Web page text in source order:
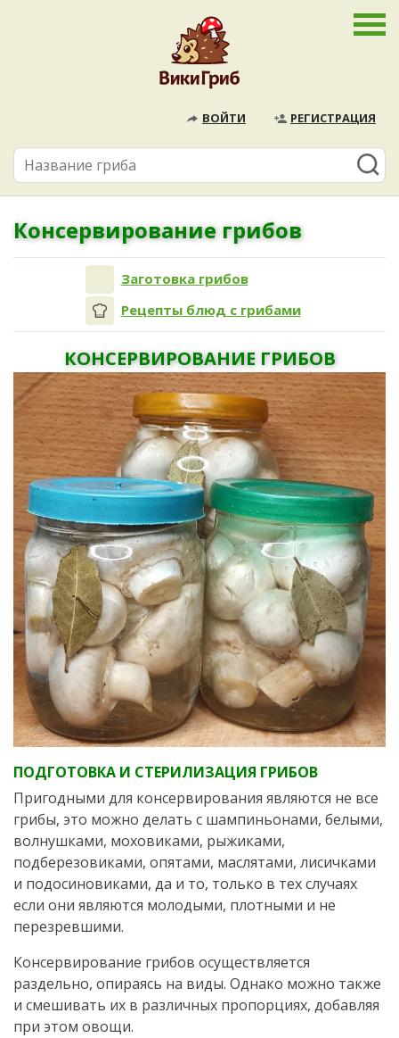
ВОЙТИ РЕГИСТРАЦИЯ
Консервирование грибов
Заготовка грибов
Рецепты блюд с грибами
КОНСЕРВИРОВАНИЕ ГРИБОВ
ПОДГОТОВКА И СТЕРИЛИЗАЦИЯ ГРИБОВ
Пригодными для консервирования являются не все
грибы, это можно делать с шампиньонами, белыми,
волнушками, моховиками, рыжиками,
подберезовиками, опятами, маслятами, лисичками
и подосиновиками, да и то, только в тех случаях
если они являются молодыми, плотными и не
перезревшими.
Консервирование грибов осуществляется
раздельно, опираясь на виды. Однако можно также
и смешивать их в различных пропорциях, добавляя
при этом овощи.